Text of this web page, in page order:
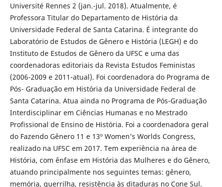
Université Rennes 2 (jan.-jul. 2018). Atualmente, é
Professora Titular do Departamento de História da
Universidade Federal de Santa Catarina. É integrante do
Laboratório de Estudos de Gênero e História (LEGH) e do
Instituto de Estudos de Gênero da UFSC e uma das
coordenadoras editoriais da Revista Estudos Feministas
(2006-2009 e 2011-atual). Foi coordenadora do Programa de
Pós- Graduação em História da Universidade Federal de
Santa Catarina. Atua ainda no Programa de Pós-Graduação
Interdisciplinar em Ciências Humanas e no Mestrado
Profissional de Ensino de História. Foi a coordenadora geral
do Fazendo Gênero 11 e 13º Women’s Worlds Congress,
realizado na UFSC em 2017. Tem experiência na área de
História, com ênfase em História das Mulheres e do Gênero,
atuando principalmente nos seguintes temas: gênero,
memória, guerrilha, resistência às ditaduras no Cone Sul.